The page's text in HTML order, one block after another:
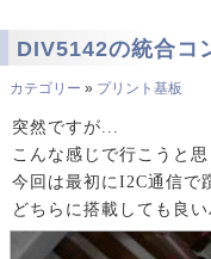
DIV5142の統合コ
カテゴリー » プリント基板
突然ですが...
こんな感じで行こうと
今回は最初にI2C通信で
どちらに搭載しても良